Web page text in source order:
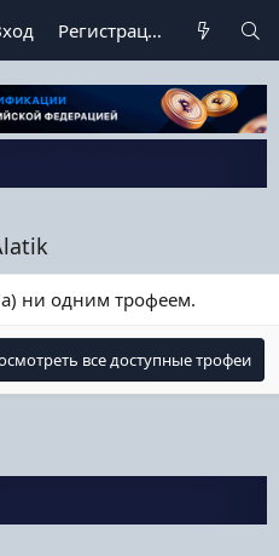
Регистрация
ни одним трофеем.
все доступные трофеи